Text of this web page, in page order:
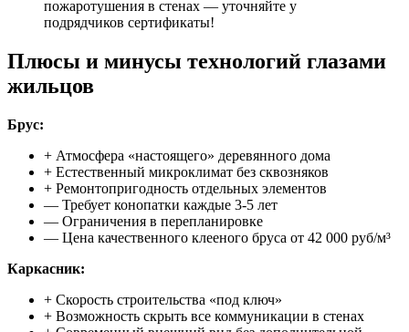
пожаротушения в стенах — уточняйте у
подрядчиков сертификаты!
Плюсы и минусы технологий глазами
жильцов
Брус:
+ Атмосфера «настоящего» деревянного дома
+ Естественный микроклимат без сквозняков
+ Ремонтопригодность отдельных элементов
— Требует конопатки каждые 3-5 лет
— Ограничения в перепланировке
— Цена качественного клееного бруса от 42 000 руб/м³
Каркасник:
+ Скорость строительства «под ключ»
+ Возможность скрыть все коммуникации в стенах